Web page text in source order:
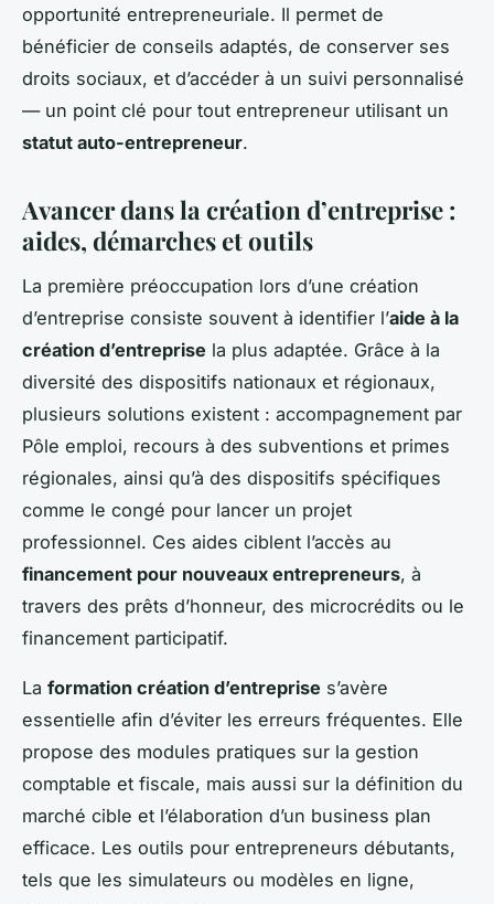
opportunité entrepreneuriale. Il permet de
bénéficier de conseils adaptés, de conserver ses
droits sociaux, et d’accéder à un suivi personnalisé
— un point clé pour tout entrepreneur utilisant un
statut auto-entrepreneur.
Avancer dans la création d’entreprise :
aides, démarches et outils
La première préoccupation lors d’une création
d’entreprise consiste souvent à identifier l’aide à la
création d’entreprise la plus adaptée. Grâce à la
diversité des dispositifs nationaux et régionaux,
plusieurs solutions existent : accompagnement par
Pôle emploi, recours à des subventions et primes
régionales, ainsi qu’à des dispositifs spécifiques
comme le congé pour lancer un projet
professionnel. Ces aides ciblent l’accès au
financement pour nouveaux entrepreneurs, à
travers des prêts d’honneur, des microcrédits ou le
financement participatif.
La formation création d’entreprise s’avère
essentielle afin d’éviter les erreurs fréquentes. Elle
propose des modules pratiques sur la gestion
comptable et fiscale, mais aussi sur la définition du
marché cible et l’élaboration d’un business plan
efficace. Les outils pour entrepreneurs débutants,
tels que les simulateurs ou modèles en ligne,